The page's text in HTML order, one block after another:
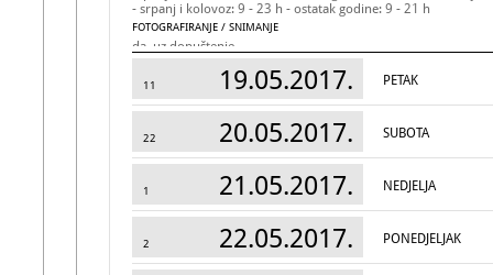
- srpanj i kolovoz: 9 - 23 h - ostatak godine: 9 - 21 h
FOTOGRAFIRANJE / SNIMANJE
da, uz dopuštenje
Objekti Sv. Srca, Galerija C8 i Galerija Amfitetar imaju lift/
za invalidne osobe i pristup u sve djelove; Augustov hram
rampu za invalide; Amfiteatar ima djelomično osiguran
za invalidne osobe.
Tončika Cukrov
11 19.05.2017. PETAK
22 20.05.2017. SUBOTA
1 21.05.2017. NEDJELJA
2 22.05.2017. PONEDJELJAK